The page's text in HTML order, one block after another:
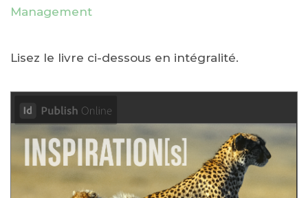
Management
Lisez le livre ci-dessous en intégralité.